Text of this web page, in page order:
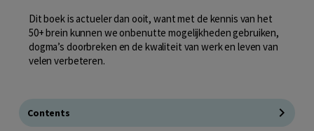
Dit boek is actueler dan ooit, want met de kennis van het
50+ brein kunnen we onbenutte mogelijkheden gebruiken,
dogma’s doorbreken en de kwaliteit van werk en leven van
velen verbeteren.
Contents